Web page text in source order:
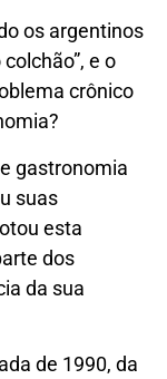
os argentinos
e o
crônico
gastronomia
suas
esta
dos
da sua
de 1990, da